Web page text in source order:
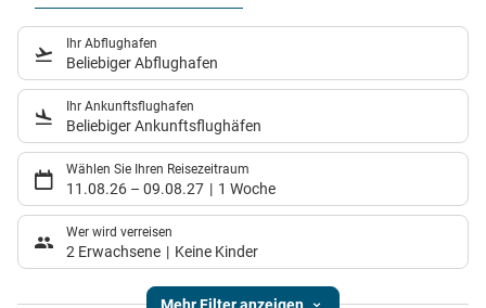
Ihr Abflughafen
Beliebiger Abflughafen
Ihr Ankunftsflughafen
Beliebiger Ankunftsflughäfen
Wählen Sie Ihren Reisezeitraum
11.08.26 – 09.08.27 1 Woche
Wer wird verreisen
2 Erwachsene Keine Kinder
Mehr Filter anzeigen